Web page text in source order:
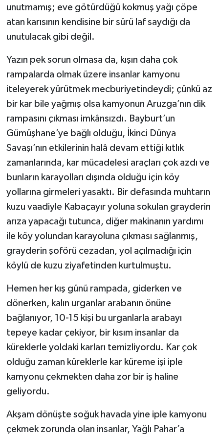
unutmamış; eve götürdüğü kokmuş yağı çöpe
atan karısının kendisine bir sürü laf saydığı da
unutulacak gibi değil.
Yazın pek sorun olmasa da, kışın daha çok
rampalarda olmak üzere insanlar kamyonu
iteleyerek yürütmek mecburiyetindeydi; çünkü az
bir kar bile yağmış olsa kamyonun Aruzga’nın dik
rampasını çıkması imkânsızdı. Bayburt’un
Gümüşhane’ye bağlı olduğu, İkinci Dünya
Savaşı’nın etkilerinin halâ devam ettiği kıtlık
zamanlarında, kar mücadelesi araçları çok azdı ve
bunların karayolları dışında olduğu için köy
yollarına girmeleri yasaktı. Bir defasında muhtarın
kuzu vaadiyle Kabaçayır yoluna sokulan grayderin
arıza yapacağı tutunca, diğer makinanın yardımı
ile köy yolundan karayoluna çıkması sağlanmış,
grayderin şoförü cezadan, yol açılmadığı için
köylü de kuzu ziyafetinden kurtulmuştu.
Hemen her kış günü rampada, giderken ve
dönerken, kalın urganlar arabanın önüne
bağlanıyor, 10-15 kişi bu urganlarla arabayı
tepeye kadar çekiyor, bir kısım insanlar da
küreklerle yoldaki karları temizliyordu. Kar çok
olduğu zaman küreklerle kar küreme işi iple
kamyonu çekmekten daha zor bir iş haline
geliyordu.
Akşam dönüşte soğuk havada yine iple kamyonu
çekmek zorunda olan insanlar, Yağlı Pahar’a